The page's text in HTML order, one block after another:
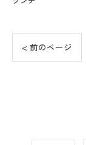
< 前のページ